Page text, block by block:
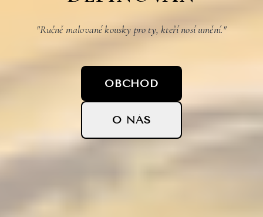
"Ručně malované kousky pro ty, kteří nosí umění."
OBCHOD
O NÁS